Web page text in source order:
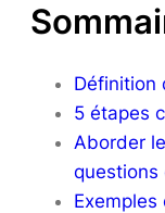
Définition
5 étapes
Aborder
questions
Exemples